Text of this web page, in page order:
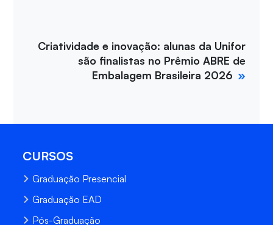
Criatividade e inovação: alunas da Unifor
são finalistas no Prêmio ABRE de
Embalagem Brasileira 2026
CURSOS
Graduação Presencial
Graduação EAD
Pós-Graduação